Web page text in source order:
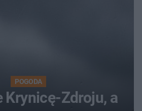
POGODA
Krynicę-Zdroju, a